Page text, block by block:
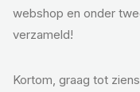
webshop en onder
verzameld!
Kortom, graag tot